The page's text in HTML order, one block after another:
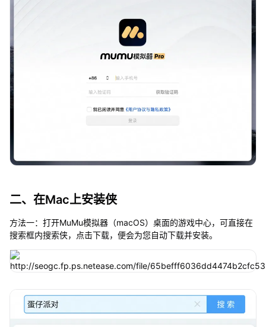
二、在Mac上安装侠
方法一：打开MuMu模拟器（macOS）桌面的游戏中心，可直接在
搜索框内搜索侠，点击下载，便会为您自动下载并安装。